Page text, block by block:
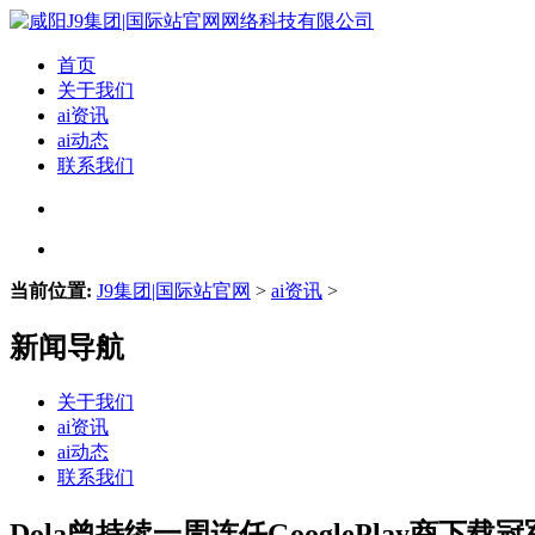
首页
关于我们
ai资讯
ai动态
联系我们
当前位置: J9集团|国际站官网 > ai资讯 >
新闻导航
关于我们
ai资讯
ai动态
联系我们